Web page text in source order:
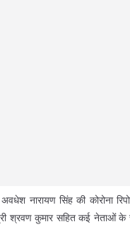
नारायण सिंह की कोरोना
मंत्री श्रवण कुमार सहित कई